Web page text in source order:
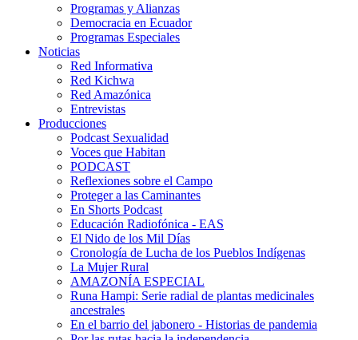
Programas y Alianzas
Democracia en Ecuador
Programas Especiales
Noticias
Red Informativa
Red Kichwa
Red Amazónica
Entrevistas
Producciones
Podcast Sexualidad
Voces que Habitan
PODCAST
Reflexiones sobre el Campo
Proteger a las Caminantes
En Shorts Podcast
Educación Radiofónica - EAS
El Nido de los Mil Días
Cronología de Lucha de los Pueblos Indígenas
La Mujer Rural
AMAZONÍA ESPECIAL
Runa Hampi: Serie radial de plantas medicinales
ancestrales
En el barrio del jabonero - Historias de pandemia